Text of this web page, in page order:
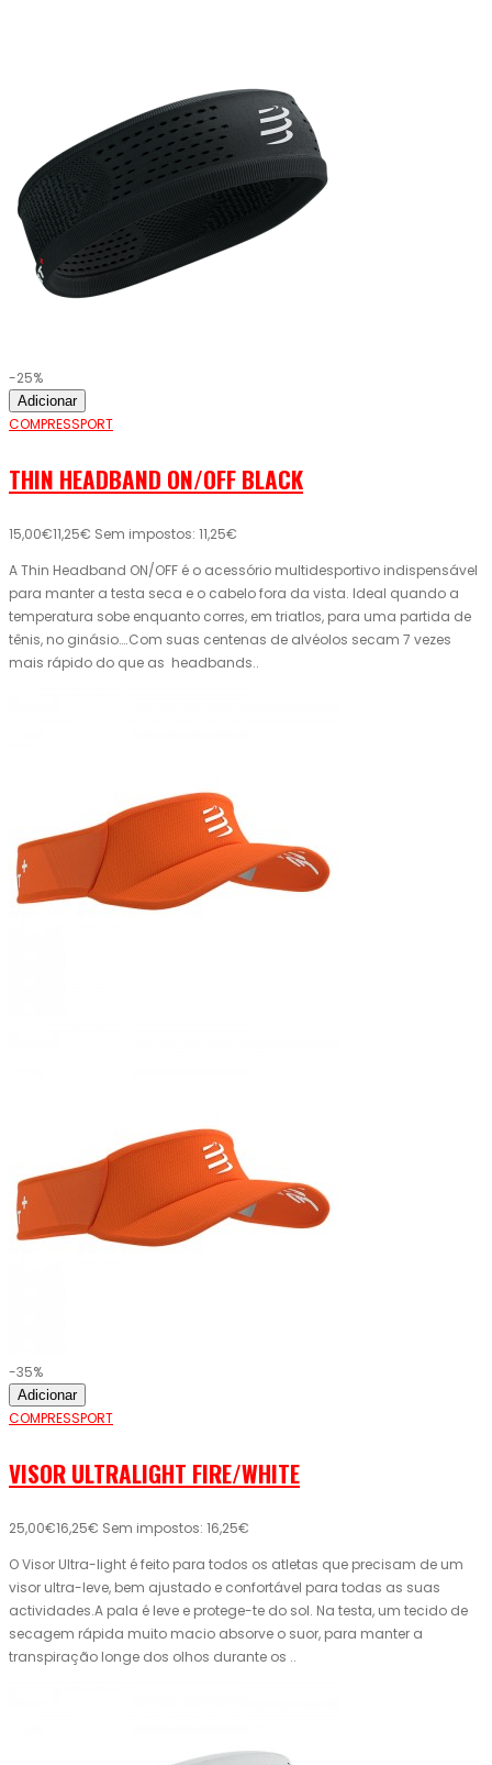
-25%
Adicionar
COMPRESSPORT
THIN HEADBAND ON/OFF BLACK
15,00€11,25€ Sem impostos: 11,25€
A Thin Headband ON/OFF é o acessório multidesportivo indispensável
para manter a testa seca e o cabelo fora da vista. Ideal quando a
temperatura sobe enquanto corres, em triatlos, para uma partida de
tênis, no ginásio….Com suas centenas de alvéolos secam 7 vezes
mais rápido do que as headbands..
-35%
Adicionar
COMPRESSPORT
VISOR ULTRALIGHT FIRE/WHITE
25,00€16,25€ Sem impostos: 16,25€
O Visor Ultra-light é feito para todos os atletas que precisam de um
visor ultra-leve, bem ajustado e confortável para todas as suas
actividades.A pala é leve e protege-te do sol. Na testa, um tecido de
secagem rápida muito macio absorve o suor, para manter a
transpiração longe dos olhos durante os ..